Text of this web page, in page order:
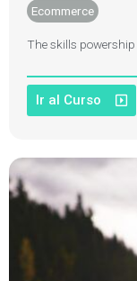
Ecommerce
The skills powership
Ir al Curso